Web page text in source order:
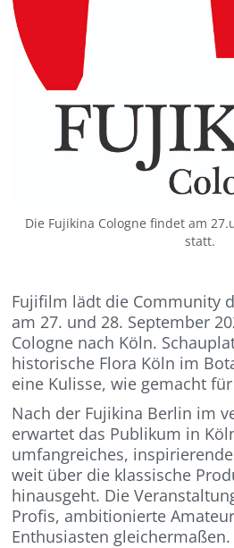
Die Fujikina Cologne findet am
statt.
Fujifilm lädt die Community
am 27. und 28. September
Cologne nach Köln.
historische Flora Köln im
eine Kulisse, wie gemacht
Nach der Fujikina Berlin im
erwartet das Publikum in
umfangreiches,
weit über die klassische
hinausgeht. Die
Profis, ambitionierte
Enthusiasten gleichermaßen.